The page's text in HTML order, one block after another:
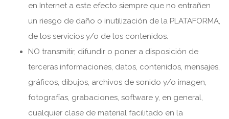
en Internet a este efecto siempre que no entrañen
un riesgo de daño o inutilización de la PLATAFORMA,
de los servicios y/o de los contenidos.
NO transmitir, difundir o poner a disposición de
terceras informaciones, datos, contenidos, mensajes,
gráficos, dibujos, archivos de sonido y/o imagen,
fotografías, grabaciones, software y, en general,
cualquier clase de material facilitado en la